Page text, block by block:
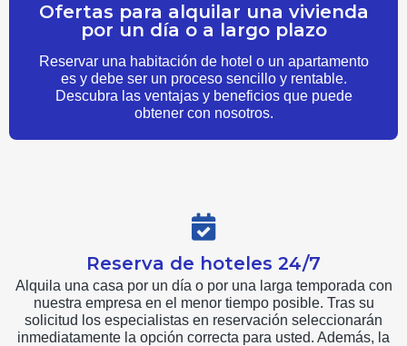
Ofertas para alquilar una vivienda
por un día o a largo plazo
Reservar una habitación de hotel o un apartamento
es y debe ser un proceso sencillo y rentable.
Descubra las ventajas y beneficios que puede
obtener con nosotros.
Reserva de hoteles 24/7
Alquila una casa por un día o por una larga temporada con
nuestra empresa en el menor tiempo posible. Tras su
solicitud los especialistas en reservación seleccionarán
inmediatamente la opción correcta para usted. Además, la